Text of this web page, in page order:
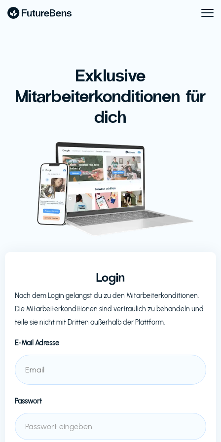
Exklusive
Mitarbeiterkonditionen für
dich
Login
Nach dem Login gelangst du zu den Mitarbeiterkonditionen.
Die Mitarbeiterkonditionen sind vertraulich zu behandeln und
teile sie nicht mit Dritten außerhalb der Plattform.
E-Mail Adresse
Passwort